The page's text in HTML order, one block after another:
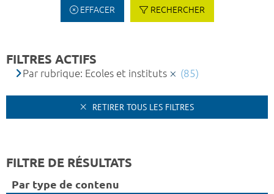
EFFACER RECHERCHER
FILTRES ACTIFS
Par rubrique: Ecoles et instituts (85)
RETIRER TOUS LES FILTRES
FILTRE DE RÉSULTATS
Par type de contenu